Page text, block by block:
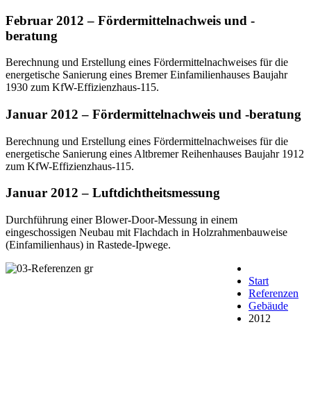
Februar 2012 – Fördermittelnachweis und -
beratung
Berechnung und Erstellung eines Fördermittelnachweises für die
energetische Sanierung eines Bremer Einfamilienhauses Baujahr
1930 zum KfW-Effizienzhaus-115.
Januar 2012 – Fördermittelnachweis und -beratung
Berechnung und Erstellung eines Fördermittelnachweises für die
energetische Sanierung eines Altbremer Reihenhauses Baujahr 1912
zum KfW-Effizienzhaus-115.
Januar 2012 – Luftdichtheitsmessung
Durchführung einer Blower-Door-Messung in einem
eingeschossigen Neubau mit Flachdach in Holzrahmenbauweise
(Einfamilienhaus) in Rastede-Ipwege.
Start
Referenzen
Gebäude
2012